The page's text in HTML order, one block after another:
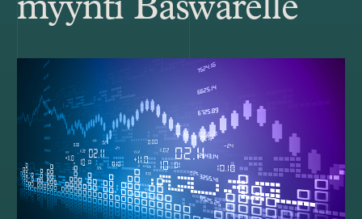
myynti Baswarelle